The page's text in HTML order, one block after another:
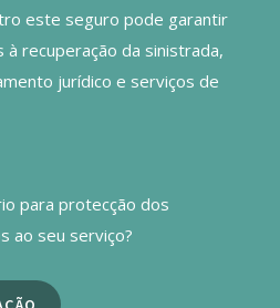
este seguro pode garantir
à recuperação da sinistrada,
jurídico e serviços de
para protecção dos
ao seu serviço?